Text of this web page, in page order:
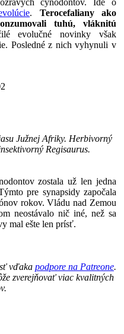
cynodontov. Ide o
. Terocefaliany ako
tuhú, vláknitú
evolučné novinky však
Posledné z nich vyhynuli v
Južnej Afriky. Herbivorný
Regisaurus.
zostala už len jedna
pre synapsidy započala
rokov. Vládu nad Zemou
neostávalo nič iné, než sa
mal ešte len prísť.
vďaka podpore na Patreone.
zverejňovať viac kvalitných